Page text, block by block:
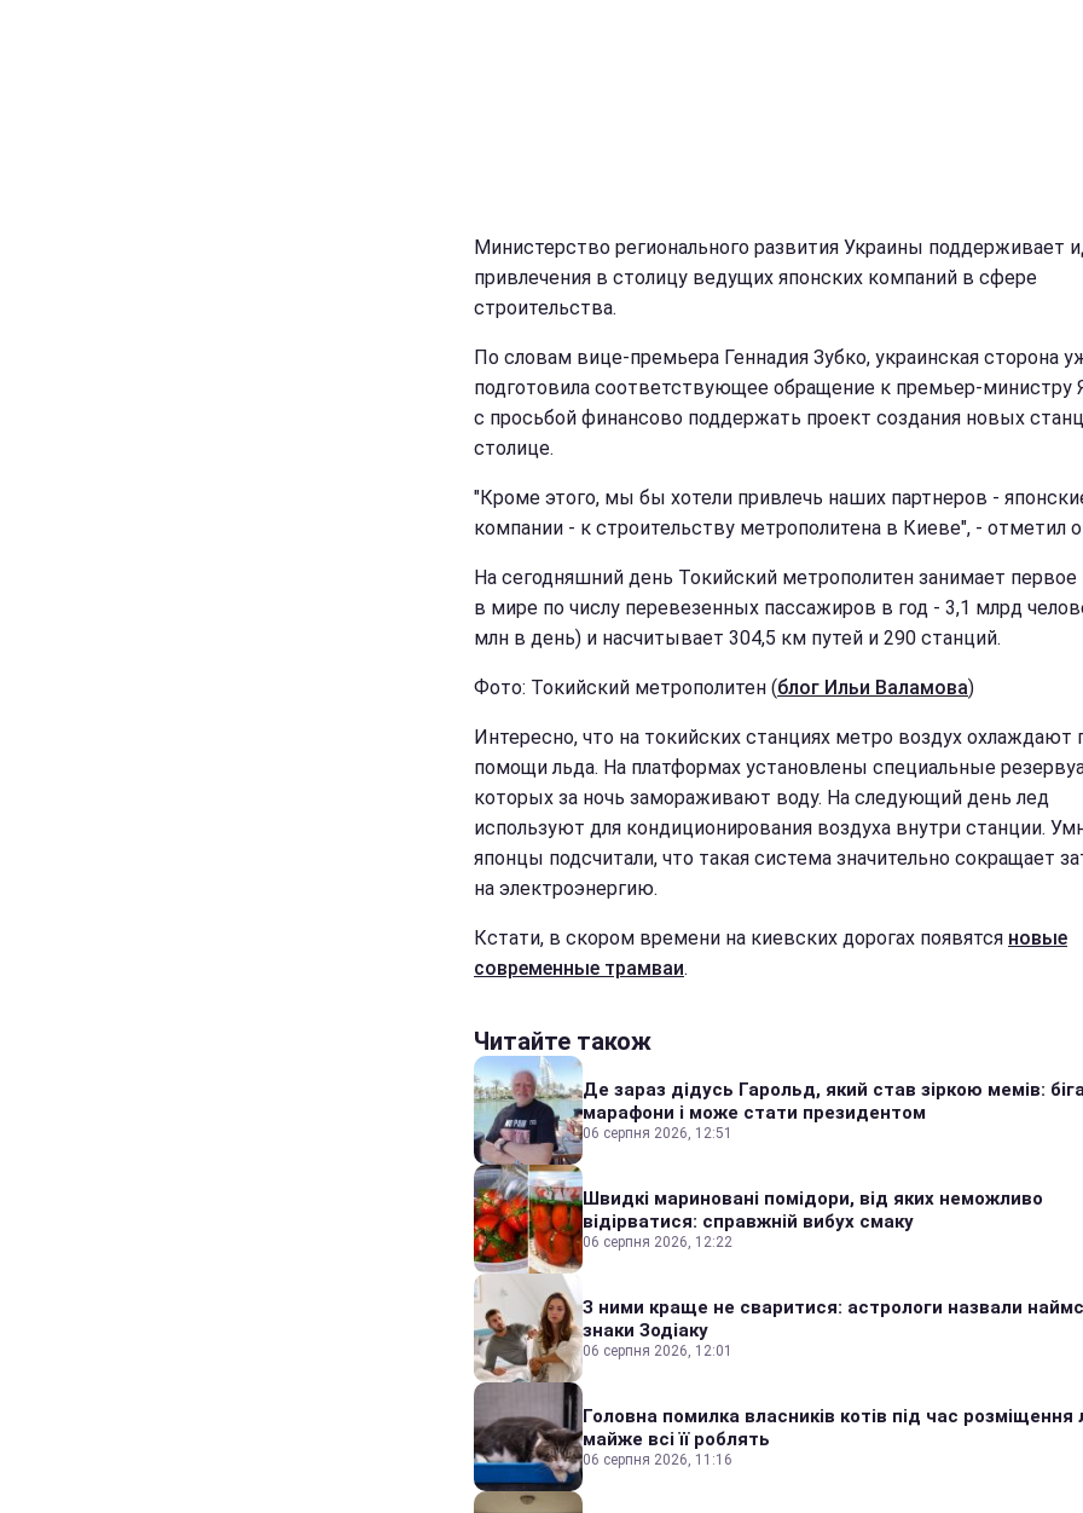
Министерство регионального развития Украины поддерживает
привлечения в столицу ведущих японских компаний в сфере
строительства.
По словам вице-премьера Геннадия Зубко, украинская сторона
подготовила соответствующее обращение к премьер-министру
с просьбой финансово поддержать проект создания новых
столице.
"Кроме этого, мы бы хотели привлечь наших партнеров -
компании - к строительству метрополитена в Киеве", - отметил
На сегодняшний день Токийский метрополитен занимает
в мире по числу перевезенных пассажиров в год - 3,1 млрд
млн в день) и насчитывает 304,5 км путей и 290 станций.
Фото: Токийский метрополитен (блог Ильи Валамова)
Интересно, что на токийских станциях метро воздух охлаждают
помощи льда. На платформах установлены специальные
которых за ночь замораживают воду. На следующий день лед
используют для кондиционирования воздуха внутри станции.
японцы подсчитали, что такая система значительно сокращает
на электроэнергию.
Кстати, в скором времени на киевских дорогах появятся новые
современные трамваи.
Читайте також
Де зараз дідусь Гарольд, який став зіркою мемів:
марафони і може стати президентом
06 серпня 2026, 12:51
Швидкі мариновані помідори, від яких неможливо
відірватися: справжній вибух смаку
06 серпня 2026, 12:22
З ними краще не сваритися: астрологи назвали
знаки Зодіаку
06 серпня 2026, 12:01
Головна помилка власників котів під час розміщення
майже всі її роблять
06 серпня 2026, 11:16